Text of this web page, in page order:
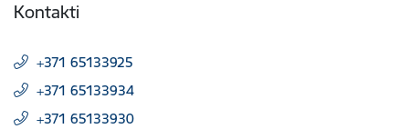
Kontakti
+371 65133925
+371 65133934
+371 65133930